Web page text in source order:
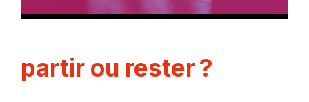
partir ou rester ?